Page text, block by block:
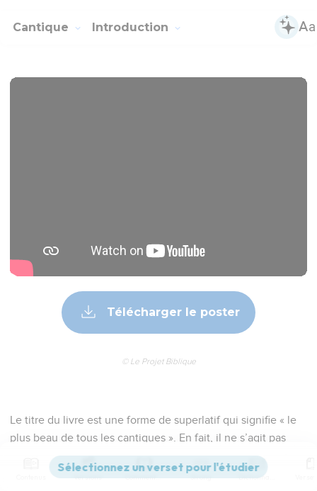
Cantique Introduction
Télécharger le poster
© Le Projet Biblique
Le titre du livre est une forme de superlatif qui signifie « le
plus beau de tous les cantiques ». En fait, il ne s’agit pas
d’un cantique dans le sens courant du mot — d’un chant
religieux — mais d’un chant d’amour.
Versions Commentaires Strong